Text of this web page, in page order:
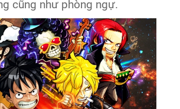
cũng như phòng ngự.